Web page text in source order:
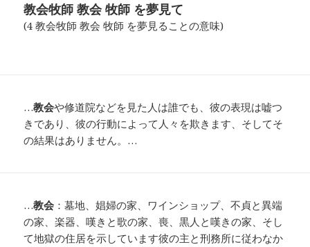
教会牧師 教会 牧師 を夢見て
(4 教会牧師 教会 牧師 を夢見ることの意味)
…教会や修道院などを見た人は誰でも、彼の表現は嘘つ
きであり、彼の行動によって人々を欺きます、そしてそ
の結果はありません。…
…教会 ：墓地、娼婦の家、ワインショップ、不貞と異端
の家、楽器、嘆きと歌の家、喪、黒人と嘆きの家、そし
て地獄の住居を示しています彼の主と刑務所に従わなか